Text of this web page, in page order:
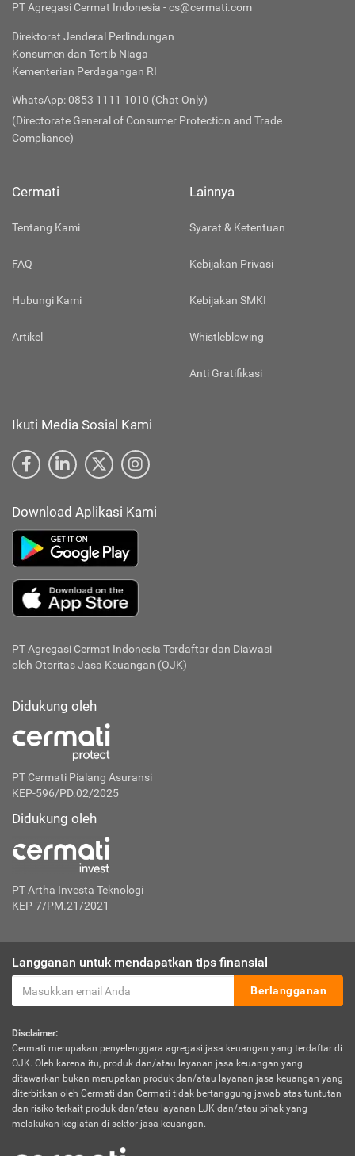
PT Agregasi Cermat Indonesia - cs@cermati.com
Direktorat Jenderal Perlindungan
Konsumen dan Tertib Niaga
Kementerian Perdagangan RI
WhatsApp: 0853 1111 1010 (Chat Only)
(Directorate General of Consumer Protection and Trade
Compliance)
Cermati
Tentang Kami
FAQ
Hubungi Kami
Artikel
Lainnya
Syarat & Ketentuan
Kebijakan Privasi
Kebijakan SMKI
Whistleblowing
Anti Gratifikasi
Ikuti Media Sosial Kami
Download Aplikasi Kami
PT Agregasi Cermat Indonesia Terdaftar dan Diawasi
oleh Otoritas Jasa Keuangan (OJK)
Didukung oleh
PT Cermati Pialang Asuransi
KEP-596/PD.02/2025
Didukung oleh
PT Artha Investa Teknologi
KEP-7/PM.21/2021
Langganan untuk mendapatkan tips finansial
Berlangganan
Disclaimer:
Cermati merupakan penyelenggara agregasi jasa keuangan yang terdaftar di
OJK. Oleh karena itu, produk dan/atau layanan jasa keuangan yang
ditawarkan bukan merupakan produk dan/atau layanan jasa keuangan yang
diterbitkan oleh Cermati dan Cermati tidak bertanggung jawab atas tuntutan
dan risiko terkait produk dan/atau layanan LJK dan/atau pihak yang
melakukan kegiatan di sektor jasa keuangan.